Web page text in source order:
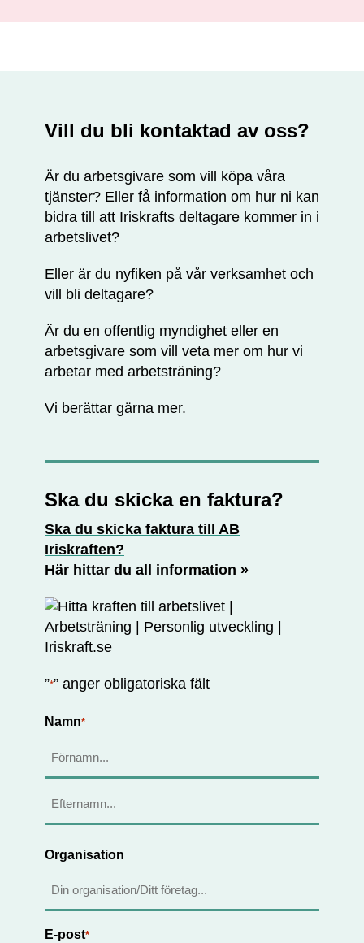
Vill du bli kontaktad av oss?
Är du arbetsgivare som vill köpa våra
tjänster? Eller få information om hur ni kan
bidra till att Iriskrafts deltagare kommer in i
arbetslivet?
Eller är du nyfiken på vår verksamhet och
vill bli deltagare?
Är du en offentlig myndighet eller en
arbetsgivare som vill veta mer om hur vi
arbetar med arbetsträning?
Vi berättar gärna mer.
Ska du skicka en faktura?
Ska du skicka faktura till AB
Iriskraften?
Här hittar du all information »
”*” anger obligatoriska fält
Namn*
Organisation
E-post*